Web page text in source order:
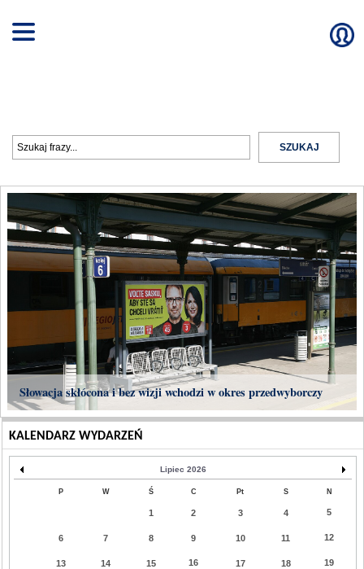
Słowacja skłócona i bez wizji wchodzi w okres przedwyborczy
KALENDARZ WYDARZEŃ
Lipiec 2026
P W Ś C Pt S N
1 2 3 4 5
6 7 8 9 10 11 12
13 14 15 16 17 18 19